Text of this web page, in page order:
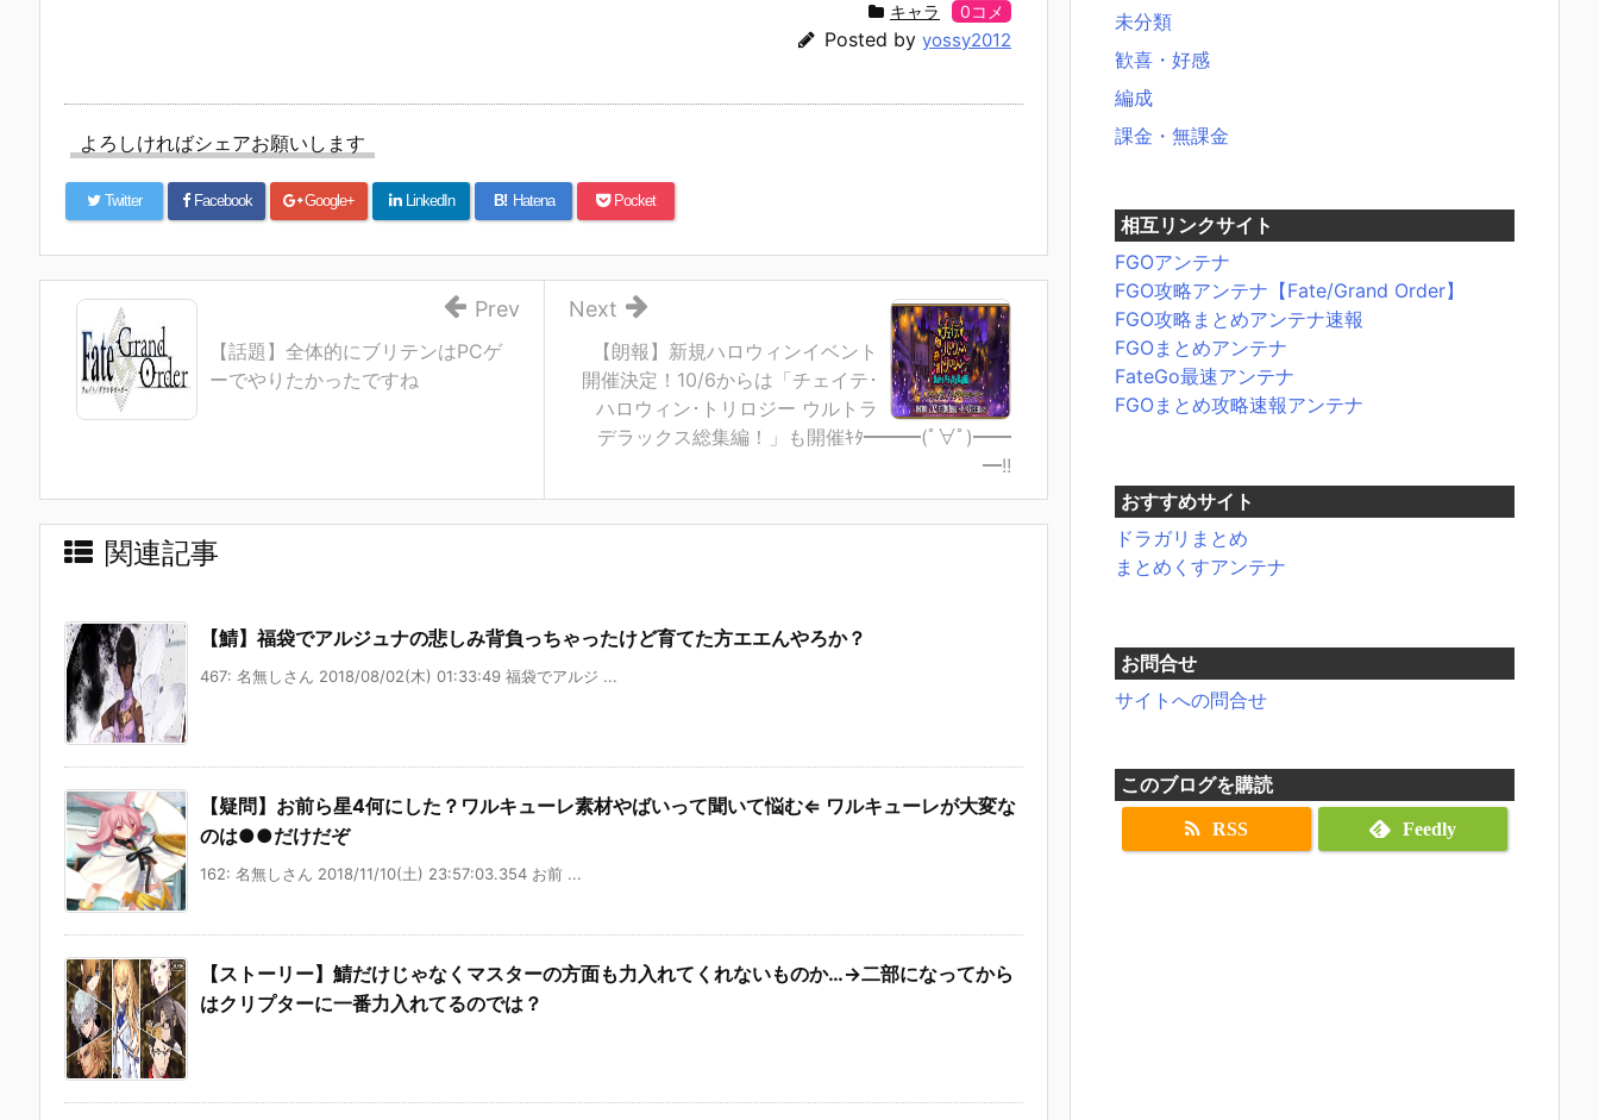
キャラ 0コメ
Posted by yossy2012
よろしければシェアお願いします
Twitter Facebook Google+ LinkedIn B! Hatena Pocket
【朗報】新規ハロウィンイベント
開催決定！10/6からは「チェイテ･
ハロウィン･トリロジー ウルトラ
デラックス総集編！」も開催ｷﾀ━━━(ﾟ∀ﾟ)━━
━!!
Next
【話題】全体的にブリテンはPCゲ
ーでやりたかったですね
Prev
関連記事
【鯖】福袋でアルジュナの悲しみ背負っちゃったけど育てた方エエんやろか？
467: 名無しさん 2018/08/02(木) 01:33:49 福袋でアルジ ...
【疑問】お前ら星4何にした？ワルキューレ素材やばいって聞いて悩む⇐ ワルキューレが大変な
のは●●だけだぞ
162: 名無しさん 2018/11/10(土) 23:57:03.354 お前 ...
【ストーリー】鯖だけじゃなくマスターの方面も力入れてくれないものか…→二部になってから
はクリプターに一番力入れてるのでは？
未分類
歓喜・好感
編成
課金・無課金
相互リンクサイト
FGOアンテナ
FGO攻略アンテナ【Fate/Grand Order】
FGO攻略まとめアンテナ速報
FGOまとめアンテナ
FateGo最速アンテナ
FGOまとめ攻略速報アンテナ
おすすめサイト
ドラガリまとめ
まとめくすアンテナ
お問合せ
サイトへの問合せ
このブログを購読
RSS Feedly